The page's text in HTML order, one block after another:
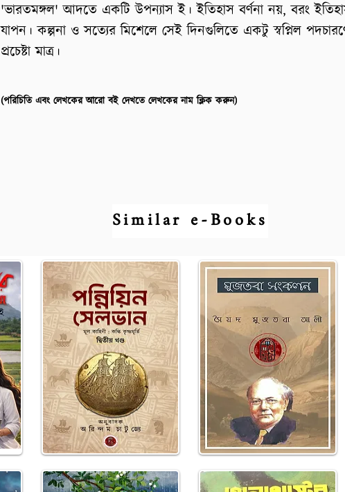
'ভারতমঙ্গল' আদতে একটি উপন্যাস ই। ইতিহাস বর্ণনা নয়, বরং
যাপন। কল্পনা ও সত্যের মিশেলে সেই দিনগুলিতে একটু স্বপ্নিল
প্রচেষ্টা মাত্র।
(পরিচিতি এবং লেখকের আরো বই দেখতে লেখকের নাম ক্লিক করুন)
Similar e-Books